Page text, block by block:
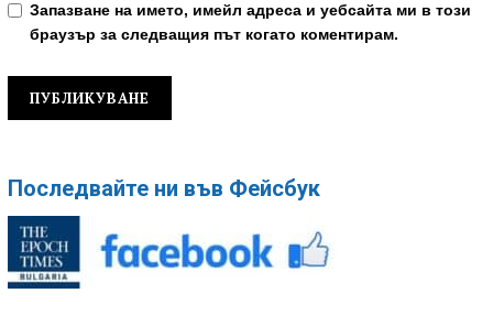
Запазване на името, имейл адреса и уебсайта ми в този
браузър за следващия път когато коментирам.
Последвайте ни във Фейсбук